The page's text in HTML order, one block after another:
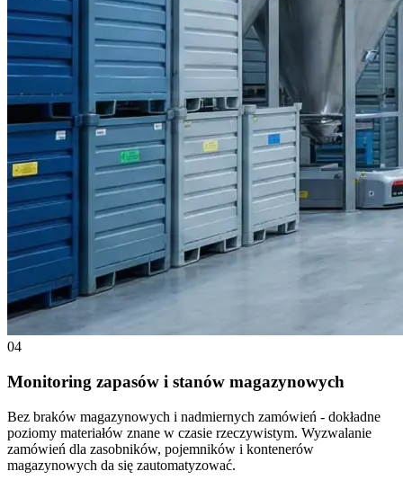
04
Monitoring zapasów i stanów magazynowych
Bez braków magazynowych i nadmiernych zamówień - dokładne
poziomy materiałów znane w czasie rzeczywistym. Wyzwalanie
zamówień dla zasobników, pojemników i kontenerów
magazynowych da się zautomatyzować.